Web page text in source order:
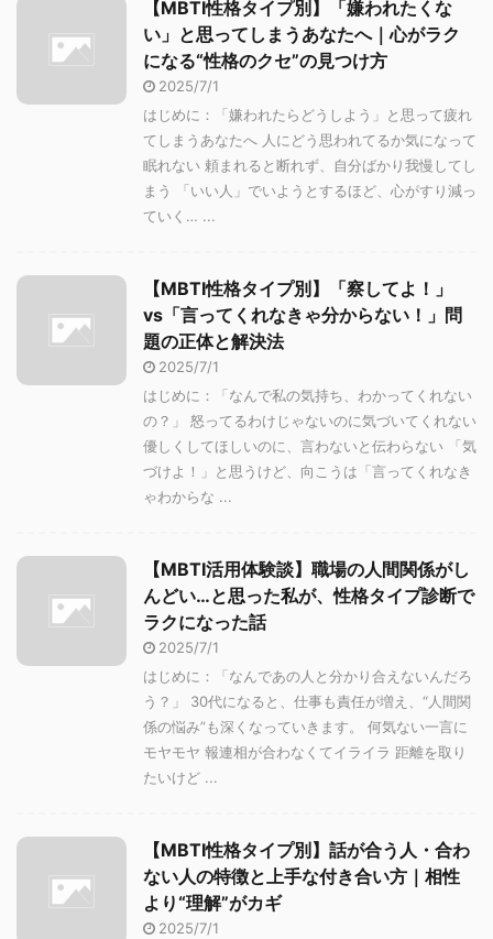
【MBTI性格タイプ別】「嫌われたくな
い」と思ってしまうあなたへ｜心がラク
になる“性格のクセ”の見つけ方
2025/7/1
はじめに：「嫌われたらどうしよう」と思って疲れ
てしまうあなたへ 人にどう思われてるか気になって
眠れない 頼まれると断れず、自分ばかり我慢してし
まう 「いい人」でいようとするほど、心がすり減っ
ていく… ...
【MBTI性格タイプ別】「察してよ！」
vs「言ってくれなきゃ分からない！」問
題の正体と解決法
2025/7/1
はじめに：「なんで私の気持ち、わかってくれない
の？」 怒ってるわけじゃないのに気づいてくれない
優しくしてほしいのに、言わないと伝わらない 「気
づけよ！」と思うけど、向こうは「言ってくれなき
ゃわからな ...
【MBTI活用体験談】職場の人間関係がし
んどい…と思った私が、性格タイプ診断で
ラクになった話
2025/7/1
はじめに：「なんであの人と分かり合えないんだろ
う？」 30代になると、仕事も責任が増え、“人間関
係の悩み”も深くなっていきます。 何気ない一言に
モヤモヤ 報連相が合わなくてイライラ 距離を取り
たいけど ...
【MBTI性格タイプ別】話が合う人・合わ
ない人の特徴と上手な付き合い方｜相性
より“理解”がカギ
2025/7/1